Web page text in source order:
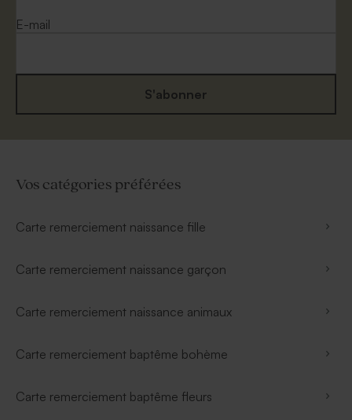
E-mail
S'abonner
Vos catégories préférées
Carte remerciement naissance fille
Carte remerciement naissance garçon
Carte remerciement naissance animaux
Carte remerciement baptême bohème
Carte remerciement baptême fleurs